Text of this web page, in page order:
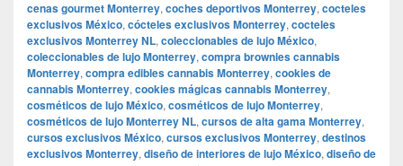
cenas gourmet Monterrey, coches deportivos Monterrey, cocteles
exclusivos México, cócteles exclusivos Monterrey, cocteles
exclusivos Monterrey NL, coleccionables de lujo México,
coleccionables de lujo Monterrey, compra brownies cannabis
Monterrey, compra edibles cannabis Monterrey, cookies de
cannabis Monterrey, cookies mágicas cannabis Monterrey,
cosméticos de lujo México, cosméticos de lujo Monterrey,
cosméticos de lujo Monterrey NL, cursos de alta gama Monterrey,
cursos exclusivos México, cursos exclusivos Monterrey, destinos
exclusivos Monterrey, diseño de interiores de lujo México, diseño de